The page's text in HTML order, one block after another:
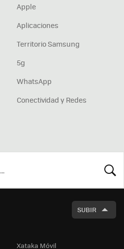
Apple
Aplicaciones
Territorio Samsung
5g
WhatsApp
Conectividad y Redes
SUBIR
Xataka Móvil